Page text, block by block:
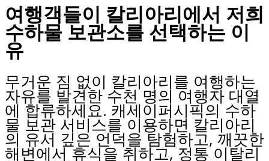
여행객들이 칼리아리에서 저희
수하물 보관소를 선택하는 이
유
무거운 짐 없이 칼리아리를 여행하는
자유를 발견한 수천 명의 여행자 대열
에 합류하세요. 캐세이퍼시픽의 수하
물 보관 서비스를 이용하면 칼리아리
의 유서 깊은 언덕을 탐험하고, 깨끗한
해변에서 휴식을 취하고, 정통 이탈리